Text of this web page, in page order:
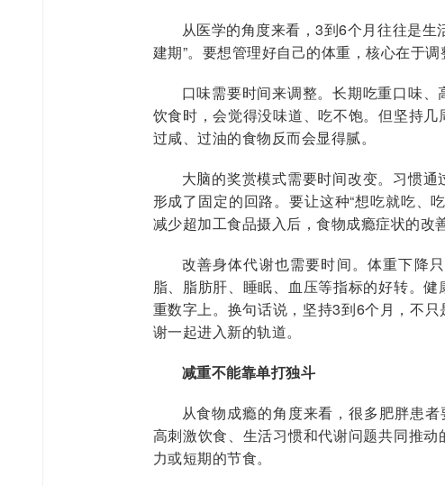
从医学的角度来看，3到6个月往往是
建期”。要想管理好自己的体重，核心在于调
口味需要时间来调整。长期吃重口味
饮食时，会觉得没味道、吃不饱。但坚持几
过咸、过油的食物反而会显得腻。
大脑的奖赏模式需要时间改变。习惯
形成了固定的回路。要让这种“想吃就吃、
减少超加工食品摄入后，食物成瘾症状的改
改善身体代谢也需要时间。体重下降
脂、脂肪肝、睡眠、血压等指标的好转。
重数字上。换句话说，坚持3到6个月，不
谢一起进入新的轨道。
减重不能靠单打独斗
从食物成瘾的角度来看，很多肥胖患
高刺激饮食、生活习惯和代谢问题共同推
力或短期的节食。